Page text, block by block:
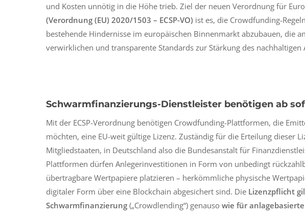
und Kosten unnötig in die Höhe trieb. Ziel der neuen Verordnung für
(Verordnung (EU) 2020/1503 – ECSP-VO) ist es, die Crowdfunding-
bestehende Hindernisse im europäischen Binnenmarkt abzubauen, die
verwirklichen und transparente Standards zur Stärkung des nachhaltigen
Schwarmfinanzierungs-Dienstleister benötigen ab
Mit der ECSP-Verordnung benötigen Crowdfunding-Plattformen, die
möchten, eine EU-weit gültige Lizenz. Zuständig für die Erteilung dieser
Mitgliedstaaten, in Deutschland also die Bundesanstalt für
Plattformen dürfen Anlegerinvestitionen in Form von unbedingt
übertragbare Wertpapiere platzieren – herkömmliche physische
digitaler Form über eine Blockchain abgesichert sind. Die Lizenzpflicht
Schwarmfinanzierung („Crowdlending“) genauso wie für